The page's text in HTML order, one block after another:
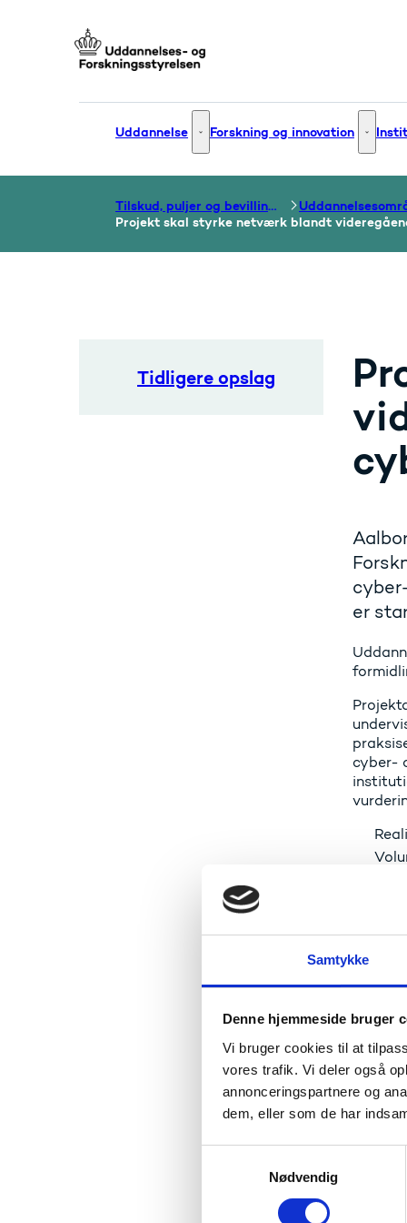
Samtykke
Denne hjemmeside bruger
Vi bruger cookies til at
vores trafik. Vi deler også
annonceringspartnere og
dem, eller som de har
Nødvendig
Uddannelse Uddannelse - Flere links
Forskning og innovation
Tilskud, puljer og bevillinger
Projekt skal styrke netværk blandt
Tidligere opslag
er
cyber-
Det
for